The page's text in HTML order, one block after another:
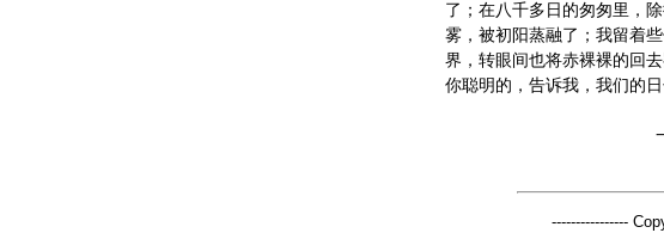
了；在八千多日的匆匆里，
雾，被初阳蒸融了；我留着
界，转眼间也将赤裸裸的回
你聪明的，告诉我，我们的
----------------